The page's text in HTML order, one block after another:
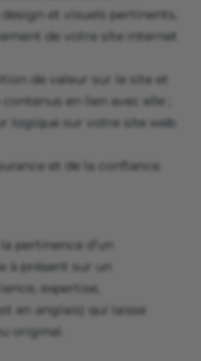
et visuels pertinents,
de votre site internet
de valeur sur le site et
en lien avec elle ;
logique sur votre site web
et de la confiance.
pertinence d’un
à présent sur un
expertise,
en anglais) qui laisse
original.